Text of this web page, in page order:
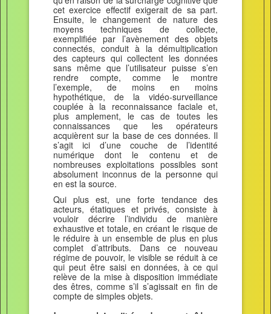
cet exercice effectif exigerait de sa part.
Ensuite, le changement de nature des
moyens techniques de collecte,
exemplifiée par l’avènement des objets
connectés, conduit à la démultiplication
des capteurs qui collectent les données
sans même que l’utilisateur puisse s’en
rendre compte, comme le montre
l’exemple, de moins en moins
hypothétique, de la vidéo-surveillance
couplée à la reconnaissance faciale et,
plus amplement, le cas de toutes les
connaissances que les opérateurs
acquièrent sur la base de ces données. Il
s’agit ici d’une couche de l’identité
numérique dont le contenu et de
nombreuses exploitations possibles sont
absolument inconnus de la personne qui
en est la source.
Qui plus est, une forte tendance des
acteurs, étatiques et privés, consiste à
vouloir décrire l’individu de manière
exhaustive et totale, en créant le risque de
le réduire à un ensemble de plus en plus
complet d’attributs. Dans ce nouveau
régime de pouvoir, le visible se réduit à ce
qui peut être saisi en données, à ce qui
relève de la mise à disposition immédiate
des êtres, comme s’il s’agissait en fin de
compte de simples objets.